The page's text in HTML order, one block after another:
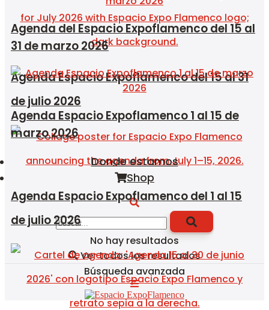
Agenda Espacio Expoflamenco del 15 al 31
de julio 2026
Agenda Espacio Expoflamenco del 1 al 15
de julio 2026
Agenda del Espacio Expoflamenco del 15 al
31 de marzo 2026
Agenda Espacio Expoflamenco 1 al 15 de
marzo 2026
Donde estamos
Shop
No hay resultados
Ver todos los resultados
Búsqueda avanzada